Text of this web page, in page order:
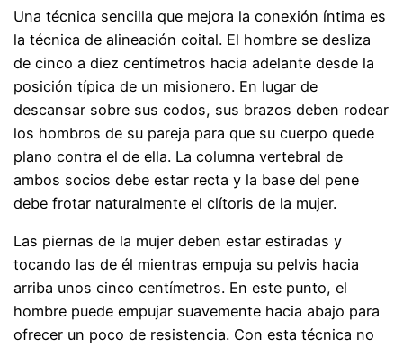
Una técnica sencilla que mejora la conexión íntima es
la técnica de alineación coital. El hombre se desliza
de cinco a diez centímetros hacia adelante desde la
posición típica de un misionero. En lugar de
descansar sobre sus codos, sus brazos deben rodear
los hombros de su pareja para que su cuerpo quede
plano contra el de ella. La columna vertebral de
ambos socios debe estar recta y la base del pene
debe frotar naturalmente el clítoris de la mujer.
Las piernas de la mujer deben estar estiradas y
tocando las de él mientras empuja su pelvis hacia
arriba unos cinco centímetros. En este punto, el
hombre puede empujar suavemente hacia abajo para
ofrecer un poco de resistencia. Con esta técnica no